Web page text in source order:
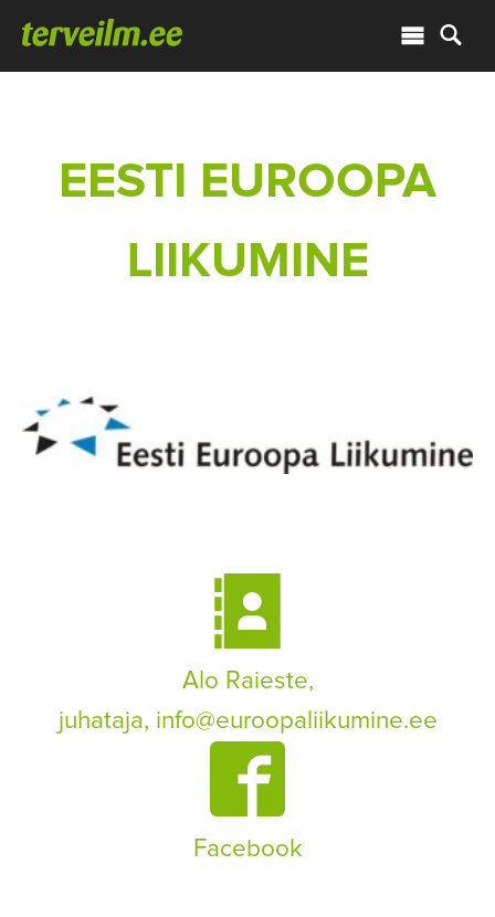
EESTI EUROOPA
LIIKUMINE
Alo Raieste,
juhataja, info@euroopaliikumine.ee
Facebook